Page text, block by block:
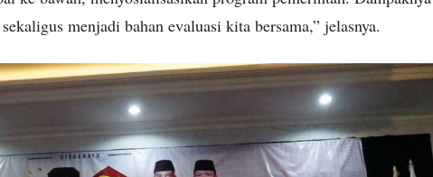
menjadi bahan evaluasi kita bersama,” jelasnya.